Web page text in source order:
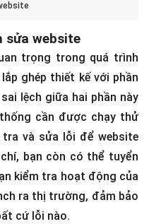
sửa website
trọng trong quá trình
ghép thiết kế với phần
lệch giữa hai phần này
cần được chạy thử
và sửa lỗi để website
bạn còn có thể tuyển
kiểm tra hoạt động của
ra thị trường, đảm bảo
cứ lỗi nào.